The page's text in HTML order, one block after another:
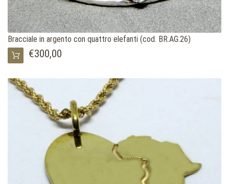
Bracciale in argento con quattro elefanti (cod. BR.AG.26)
€300,00